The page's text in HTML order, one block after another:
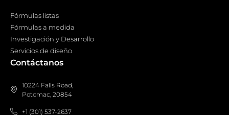
Fórmulas listas
Fórmulas a medida
Investigación y Desarrollo
Servicios de diseño
Contáctanos
10224 Falls Road,
Potomac, 20854
+1 (301) 537-2637